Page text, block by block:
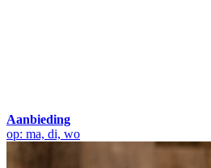
Aanbieding
op: ma, di, wo